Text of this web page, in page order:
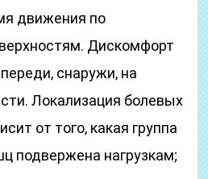
движения по
Дискомфорт
снаружи, на
Локализация болевых
от того, какая группа
подвержена нагрузкам;